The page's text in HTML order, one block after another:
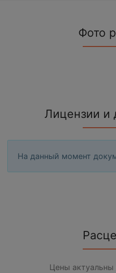
Фото
Лицензии и
На данный момент
Цены